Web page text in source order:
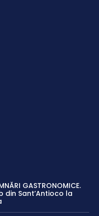
GASTRONOMICE.
din Sant’Antioco la